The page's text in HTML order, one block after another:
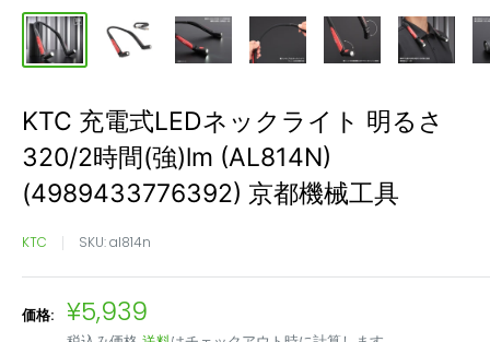
KTC 充電式LEDネックライト 明るさ
320/2時間(強)lm (AL814N)
(4989433776392) 京都機械工具
KTC SKU:al814n
価格: 販
¥5,939